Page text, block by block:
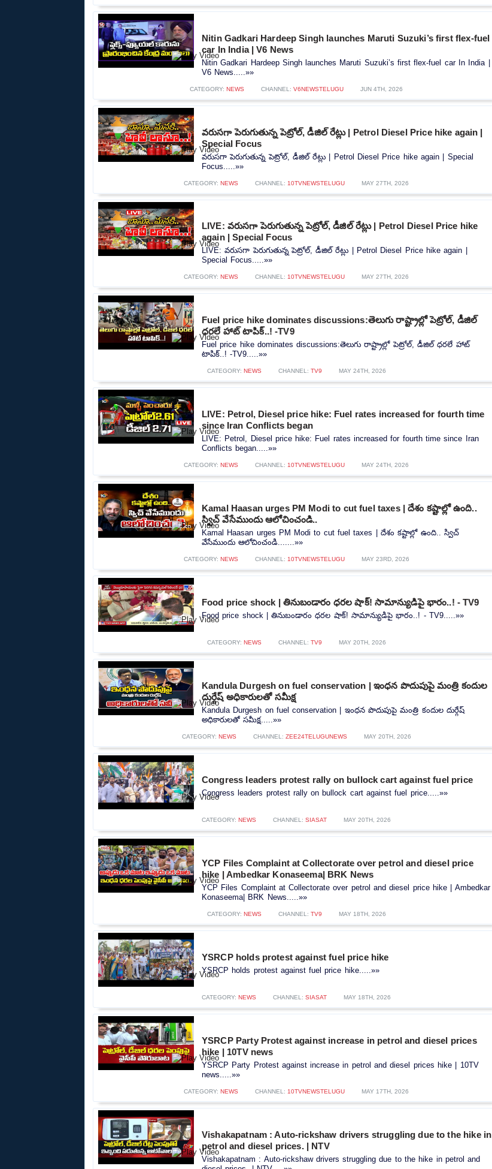
Nitin Gadkari Hardeep Singh launches Maruti Suzuki’s first flex-fuel
car In India | V6 News
Nitin Gadkari Hardeep Singh launches Maruti Suzuki’s first flex-fuel car In India |
V6 News.....»»
CATEGORY: NEWS CHANNEL: V6NEWSTELUGU JUN 4TH, 2026
వరుసగా పెరుగుతున్న పెట్రోల్, డీజిల్ రేట్లు | Petrol Diesel Price hike again |
Special Focus
వరుసగా పెరుగుతున్న పెట్రోల్, డీజిల్ రేట్లు | Petrol Diesel Price hike again | Special
Focus.....»»
CATEGORY: NEWS CHANNEL: 10TVNEWSTELUGU MAY 27TH, 2026
LIVE: వరుసగా పెరుగుతున్న పెట్రోల్, డీజిల్ రేట్లు | Petrol Diesel Price hike
again | Special Focus
LIVE: వరుసగా పెరుగుతున్న పెట్రోల్, డీజిల్ రేట్లు | Petrol Diesel Price hike again |
Special Focus.....»»
CATEGORY: NEWS CHANNEL: 10TVNEWSTELUGU MAY 27TH, 2026
Fuel price hike dominates discussions:తెలుగు రాష్ట్రాల్లో పెట్రోల్, డీజిల్
ధరలే హాట్ టాపిక్..! -TV9
Fuel price hike dominates discussions:తెలుగు రాష్ట్రాల్లో పెట్రోల్, డీజిల్ ధరలే హాట్
టాపిక్..! -TV9.....»»
CATEGORY: NEWS CHANNEL: TV9 MAY 24TH, 2026
LIVE: Petrol, Diesel price hike: Fuel rates increased for fourth time
since Iran Conflicts began
LIVE: Petrol, Diesel price hike: Fuel rates increased for fourth time since Iran
Conflicts began.....»»
CATEGORY: NEWS CHANNEL: 10TVNEWSTELUGU MAY 24TH, 2026
Kamal Haasan urges PM Modi to cut fuel taxes | దేశం కష్టాల్లో ఉంది..
స్విచ్ వేసేముందు ఆలోచించండి..
Kamal Haasan urges PM Modi to cut fuel taxes | దేశం కష్టాల్లో ఉంది.. స్విచ్
వేసేముందు ఆలోచించండి.......»»
CATEGORY: NEWS CHANNEL: 10TVNEWSTELUGU MAY 23RD, 2026
Food price shock | తినుబండారం ధరల షాక్! సామాన్యుడిపై భారం..! - TV9
Food price shock | తినుబండారం ధరల షాక్! సామాన్యుడిపై భారం..! - TV9.....»»
CATEGORY: NEWS CHANNEL: TV9 MAY 20TH, 2026
Kandula Durgesh on fuel conservation | ఇంధన పొదుపుపై మంత్రి కందుల
దుర్గేష్ అధికారులతో సమీక్ష
Kandula Durgesh on fuel conservation | ఇంధన పొదుపుపై మంత్రి కందుల దుర్గేష్
అధికారులతో సమీక్ష.....»»
CATEGORY: NEWS CHANNEL: ZEE24TELUGUNEWS MAY 20TH, 2026
Congress leaders protest rally on bullock cart against fuel price
Congress leaders protest rally on bullock cart against fuel price.....»»
CATEGORY: NEWS CHANNEL: SIASAT MAY 20TH, 2026
YCP Files Complaint at Collectorate over petrol and diesel price
hike | Ambedkar Konaseema| BRK News
YCP Files Complaint at Collectorate over petrol and diesel price hike | Ambedkar
Konaseema| BRK News.....»»
CATEGORY: NEWS CHANNEL: TV9 MAY 18TH, 2026
YSRCP holds protest against fuel price hike
YSRCP holds protest against fuel price hike.....»»
CATEGORY: NEWS CHANNEL: SIASAT MAY 18TH, 2026
YSRCP Party Protest against increase in petrol and diesel prices
hike | 10TV news
YSRCP Party Protest against increase in petrol and diesel prices hike | 10TV
news.....»»
CATEGORY: NEWS CHANNEL: 10TVNEWSTELUGU MAY 17TH, 2026
Vishakapatnam : Auto-rickshaw drivers struggling due to the hike in
petrol and diesel prices. | NTV
Vishakapatnam : Auto-rickshaw drivers struggling due to the hike in petrol and